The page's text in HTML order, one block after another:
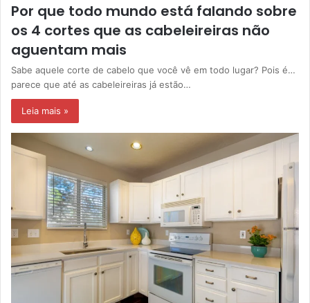
Por que todo mundo está falando sobre
os 4 cortes que as cabeleireiras não
aguentam mais
Sabe aquele corte de cabelo que você vê em todo lugar? Pois é…
parece que até as cabeleireiras já estão…
Leia mais »